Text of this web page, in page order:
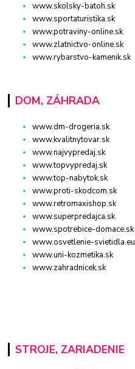
www.skolsky-batoh.sk
www.sportaturistika.sk
www.potraviny-online.sk
www.zlatnictvo-online.sk
www.rybarstvo-kamenik.sk
DOM, ZÁHRADA
www.dm-drogeria.sk
www.kvalitnytovar.sk
www.najvypredaj.sk
www.topvypredaj.sk
www.top-nabytok.sk
www.proti-skodcom.sk
www.retromaxishop.sk
www.superpredajca.sk
www.spotrebice-domace.sk
www.osvetlenie-svietidla.eu
www.uni-kozmetika.sk
www.zahradnicek.sk
STROJE, ZARIADENIE